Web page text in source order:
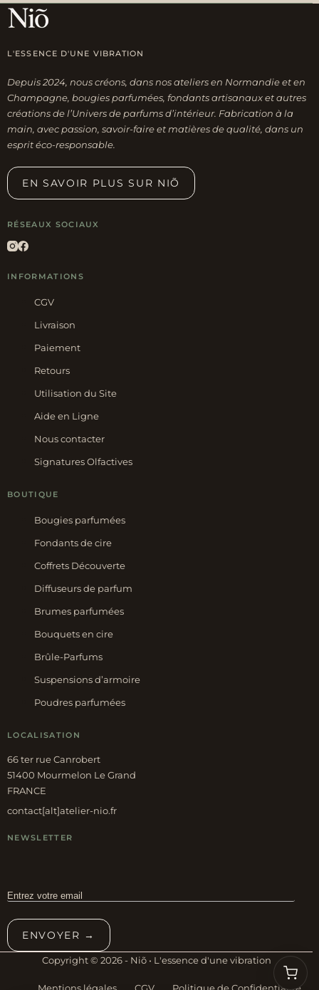
L'ESSENCE D'UNE VIBRATION
Depuis 2024, nous créons, dans nos ateliers en Normandie et en
Champagne, bougies parfumées, fondants artisanaux et autres
créations de l’Univers de parfums d’intérieur. Fabrication à la
main, avec passion, savoir-faire et matières de qualité, dans un
esprit éco-responsable.
EN SAVOIR PLUS SUR NIÕ
RÉSEAUX SOCIAUX
INFORMATIONS
CGV
Livraison
Paiement
Retours
Utilisation du Site
Aide en Ligne
Nous contacter
Signatures Olfactives
BOUTIQUE
Bougies parfumées
Fondants de cire
Coffrets Découverte
Diffuseurs de parfum
Brumes parfumées
Bouquets en cire
Brûle-Parfums
Suspensions d’armoire
Poudres parfumées
LOCALISATION
66 ter rue Canrobert
51400 Mourmelon Le Grand
FRANCE
contact[alt]atelier-nio.fr
NEWSLETTER
ENVOYER →
Copyright © 2026 - Niõ • L'essence d'une vibration